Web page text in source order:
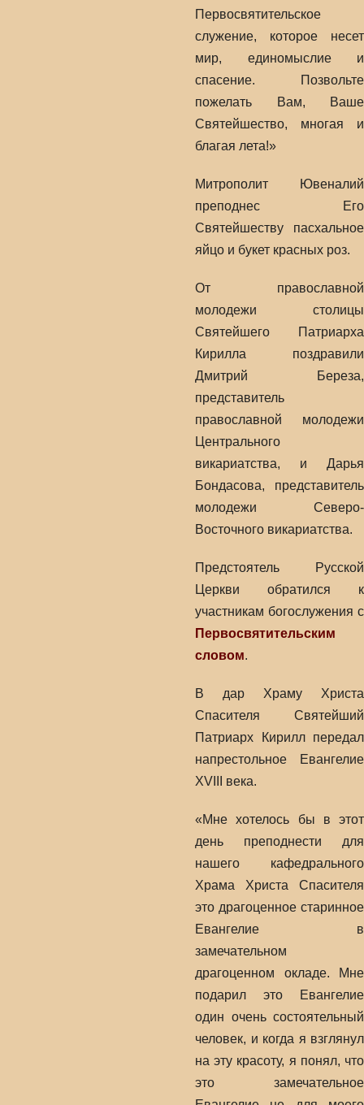
Первосвятительское
служение, которое несет
мир, единомыслие и
спасение. Позвольте
пожелать Вам, Ваше
Святейшество, многая и
благая лета!»
Митрополит Ювеналий
преподнес Его
Святейшеству пасхальное
яйцо и букет красных роз.
От православной
молодежи столицы
Святейшего Патриарха
Кирилла поздравили
Дмитрий Береза,
представитель
православной молодежи
Центрального
викариатства, и Дарья
Бондасова, представитель
молодежи Северо-
Восточного викариатства.
Предстоятель Русской
Церкви обратился к
участникам богослужения с
Первосвятительским
словом.
В дар Храму Христа
Спасителя Святейший
Патриарх Кирилл передал
напрестольное Евангелие
XVIII века.
«Мне хотелось бы в этот
день преподнести для
нашего кафедрального
Храма Христа Спасителя
это драгоценное старинное
Евангелие в
замечательном
драгоценном окладе. Мне
подарил это Евангелие
один очень состоятельный
человек, и когда я взглянул
на эту красоту, я понял, что
это замечательное